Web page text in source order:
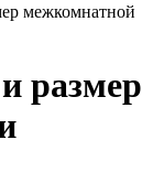
межкомнатной
размер